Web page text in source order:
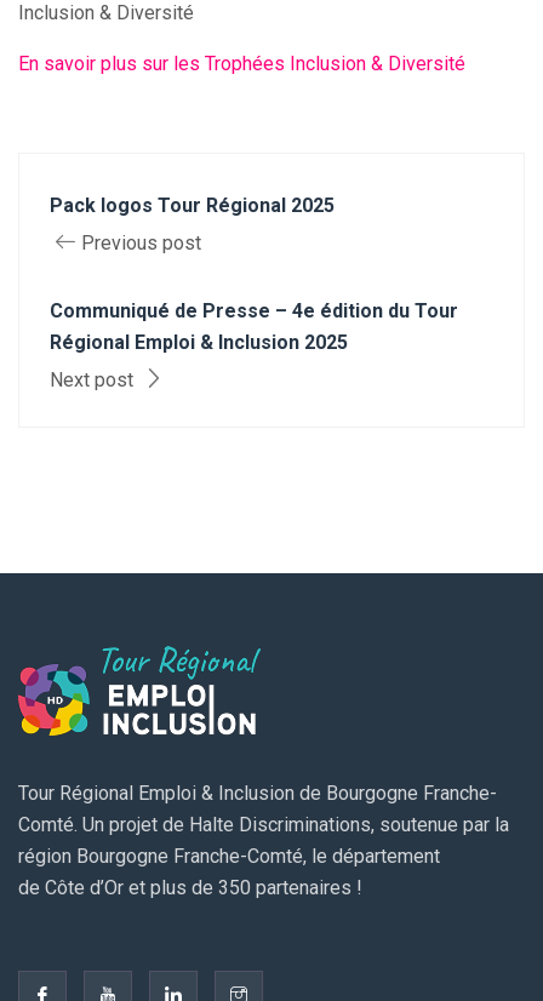
Inclusion & Diversité
En savoir plus sur les Trophées Inclusion & Diversité
Pack logos Tour Régional 2025
Previous post
Communiqué de Presse – 4e édition du Tour
Régional Emploi & Inclusion 2025
Next post
Tour Régional Emploi & Inclusion de Bourgogne Franche-
Comté. Un projet de Halte Discriminations, soutenue par la
région Bourgogne Franche-Comté, le département
de Côte d’Or et plus de 350 partenaires !